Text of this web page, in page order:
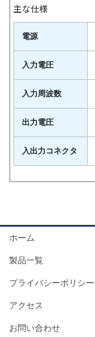
主な仕様
電源
入力電圧
入力周波数
出力電圧
入出力コネクタ
ホーム
製品一覧
プライバシーポリシー
アクセス
お問い合わせ